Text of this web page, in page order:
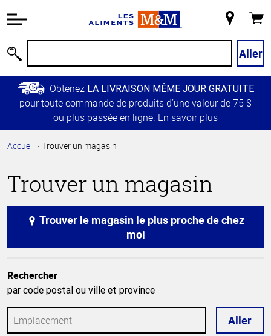
relative à
Passer
contenu
principal
Retour à
principale
magasin
Aller
Obtenez LA LIVRAISON MÊME JOUR GRATUITE
pour toute commande de produits d’une valeur de 75 $
ou plus passée en ligne. En savoir plus
Accueil Trouver un magasin
Trouver un magasin
moi
Rechercher
par code postal ou ville et province
Aller